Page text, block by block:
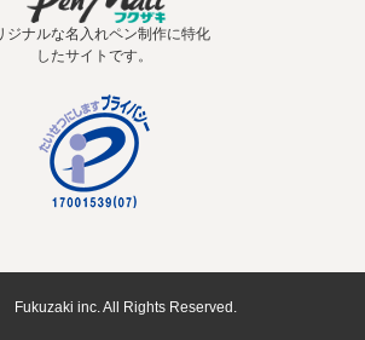
ジナルな名入れペン制作に特化
したサイトです。
inc. All Rights Reserved.